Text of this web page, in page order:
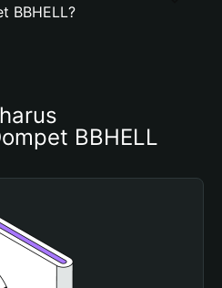
BBHELL?
BBHELL